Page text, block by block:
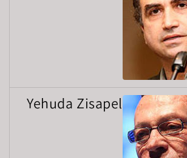
Yehuda Zisapel